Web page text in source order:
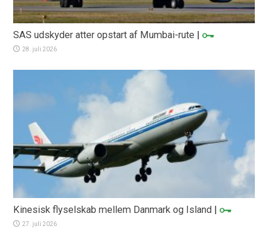
SAS udskyder atter opstart af Mumbai-rute |
28. juli 2026
Kinesisk flyselskab mellem Danmark og Island |
27. juli 2026